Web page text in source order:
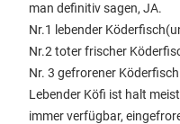
man definitiv sagen, JA.
Nr.1 lebender
Nr.2 toter frischer
Nr. 3 gefrorener Köderfisch
Lebender Köfi ist halt
immer verfügbar,